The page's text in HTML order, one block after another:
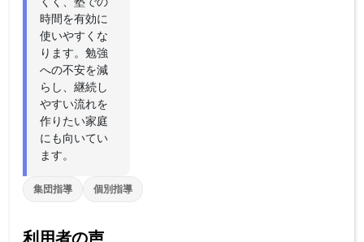
時間を有効に
使いやすくな
ります。勉強
への不安を減
らし、継続し
やすい流れを
作りたい家庭
にも向いてい
ます。
集団指導 個別指導
利用者の声